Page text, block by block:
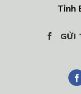
Tỉnh
GỬI